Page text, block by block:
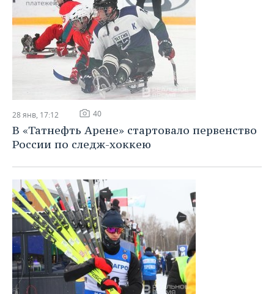
28 янв, 17:12 40
В «Татнефть Арене» стартовало первенство
России по следж-хоккею